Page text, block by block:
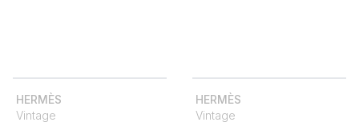
HERMÈS
Vintage
HERMÈS
Vintage